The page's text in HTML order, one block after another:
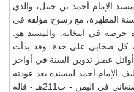
الإمام أحمد بن حنبل، والذي
المطهرة، مع رسوخ مؤلفه في
حرصه في انتخابه. والمسند هو:
كل صحابي على حدة. وقد بدأت
أوائل عصر تدوين السنة في أواخر
الإمام أحمد لمسنده بعد عودته
من رحلته إلى الإمام عبد الرزاق الصنعاني في اليمن - ت211هـ - قاله